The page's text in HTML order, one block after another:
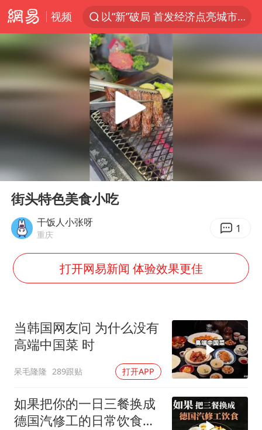
视频
以“新”破局 首发经济点亮城市消费活力
中方回应是否在太平洋海底开采稀土
看守所辅警收受10万获刑1年
宇树科技发行价格150.80元/股
五粮液渠道价一箱上涨近百元
CIA被曝已秘密设立古巴工作组
中国养老床位“三连降”
哪吒汽车南宁工厂设备降价20%拍卖
郑国霖回应去景区上班被保安拦下
U17国足1分钟轰2球
外交部发言人就广岛核爆81周年等答记者问
奋进开新局 实干挑大梁
Play
街头特色美食小吃
干饭人小张呀
重庆 1
打开网易新闻 体验效果更佳
当韩国网友问 为什么没有
高端中国菜 时
呆毛隆隆 289跟贴 打开APP
如果把你的一日三餐换成
德国汽修工的日常饮食，